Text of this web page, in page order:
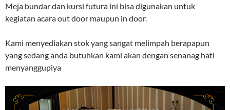
Meja bundar dan kursi futura ini bisa digunakan untuk
kegiatan acara out door maupun in door.
Kami menyediakan stok yang sangat melimpah berapapun
yang sedang anda butuhkan kami akan dengan senanag hati
menyanggupiya